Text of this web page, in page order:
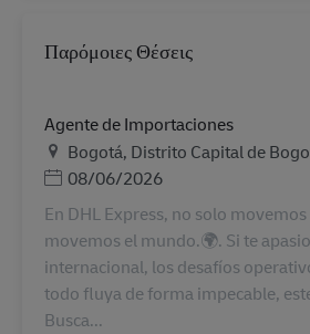
Παρόμοιες Θέσεις
Agente de Importaciones
Τοποθεσία
Bogotá, Distrito Capital de
Ημερομηνία Ανάρτησης
08/06/2026
En DHL Express, no solo
movemos el mundo.🌍. Si te
internacional, los desafíos
todo fluya de forma impecable,
Busca...